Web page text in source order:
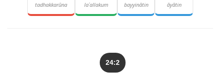
āyātin
bayyinātin
laʿallakum
tadhakkarūna
24:2